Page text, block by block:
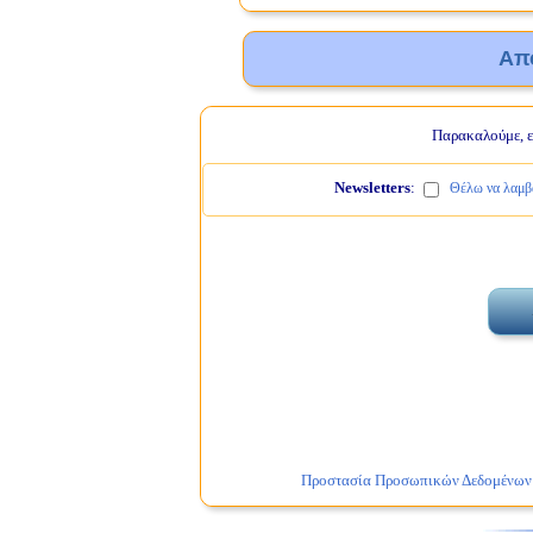
Παρακαλούμε,
Newsletters: Θέλω να
Προστασία Προσωπικών Δεδομένων